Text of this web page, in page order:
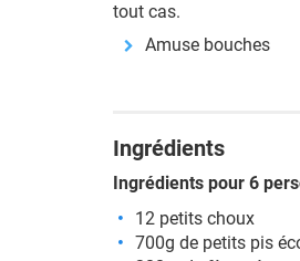
tout cas.
Amuse bouches
Ingrédients
Ingrédients pour 6
12 petits choux
700g de petits pis